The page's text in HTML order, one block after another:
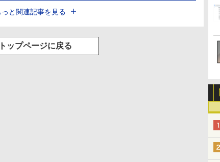
っと関連記事を見る
トップページに戻る